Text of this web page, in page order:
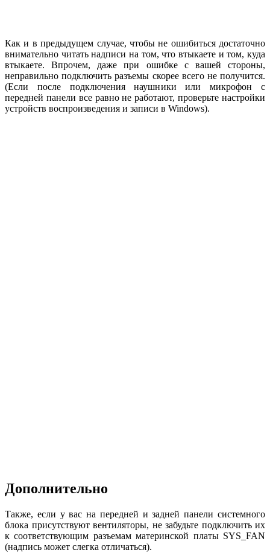
Как и в предыдущем случае, чтобы не ошибиться достаточно
внимательно читать надписи на том, что втыкаете и том, куда
втыкаете. Впрочем, даже при ошибке с вашей стороны,
неправильно подключить разъемы скорее всего не получится.
(Если после подключения наушники или микрофон с
передней панели все равно не работают, проверьте настройки
устройств воспроизведения и записи в Windows).
Дополнительно
Также, если у вас на передней и задней панели системного
блока присутствуют вентиляторы, не забудьте подключить их
к соответствующим разъемам материнской платы SYS_FAN
(надпись может слегка отличаться).